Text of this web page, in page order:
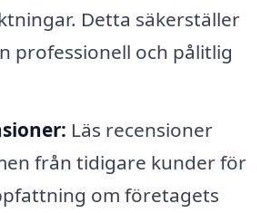
Detta säkerställer
professionell och pålitlig
Läs recensioner
från tidigare kunder för
om företagets